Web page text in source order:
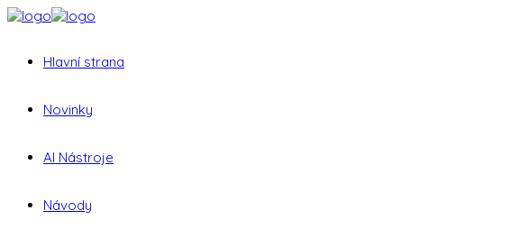
Hlavní strana
Novinky
AI Nástroje
Návody